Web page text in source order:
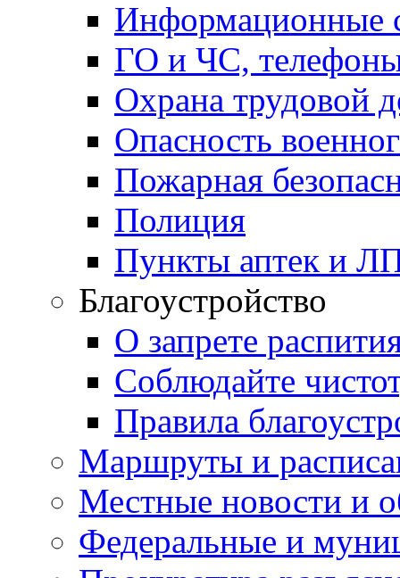
Информационные
ГО и ЧС,
Охрана трудовой
Опасность
Пожарная
Полиция
Пункты аптек и
Благоустройство
О запрете
Соблюдайте
Правила
Маршруты и
Местные новости и
Федеральные и